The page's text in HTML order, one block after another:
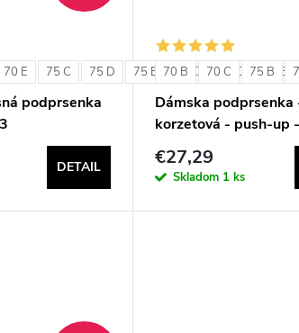
70 E 75 C 75 D 75 E 80 C 80 D 80 E
podprsenka
DETAIL
70 B 70 C 75 B
Dámska podprsenka
korzetová - push-up
1580
€27,29
Skladom 1 ks